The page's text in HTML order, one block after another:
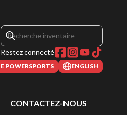
Restez connecté
POWERSPORTS ENGLISH
CONTACTEZ-NOUS